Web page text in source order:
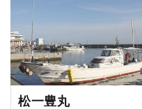
松一豊丸